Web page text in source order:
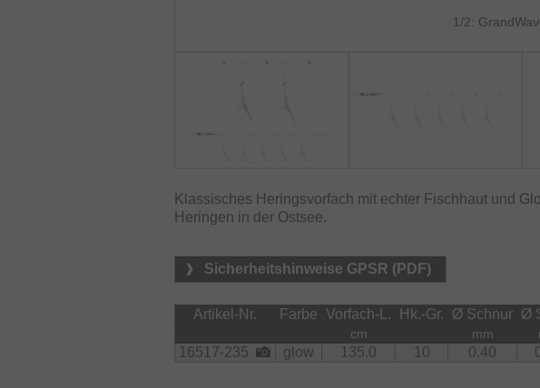
1/2:
Klassisches Heringsvorfach mit echter Fischhaut und
Heringen in der Ostsee.
Sicherheitshinweise GPSR (PDF)
Artikel-Nr. Farbe Vorfach-L. Hk.-Gr. Ø Schnur Ø
cm mm
16517-235 glow 135.0 10 0.40